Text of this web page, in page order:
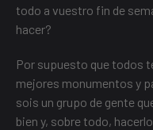
todo a vuestro fin de
hacer?
Por supuesto que todos
mejores monumentos y
sois un grupo de gente
bien y, sobre todo,